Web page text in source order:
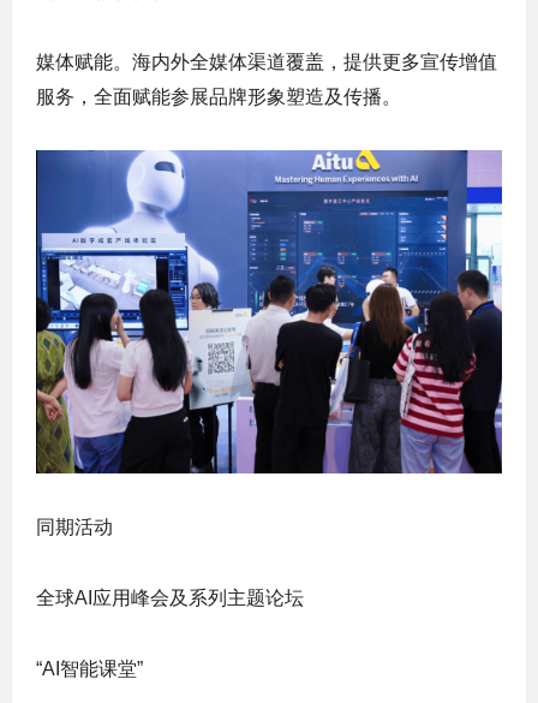
媒体赋能。海内外全媒体渠道覆盖，提供更多宣传增值
服务，全面赋能参展品牌形象塑造及传播。
同期活动
全球AI应用峰会及系列主题论坛
“AI智能课堂”